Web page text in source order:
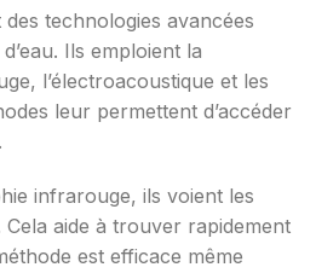
technologies avancées
Ils emploient la
l’électroacoustique et les
leur permettent d’accéder
infrarouge, ils voient les
aide à trouver rapidement
est efficace même